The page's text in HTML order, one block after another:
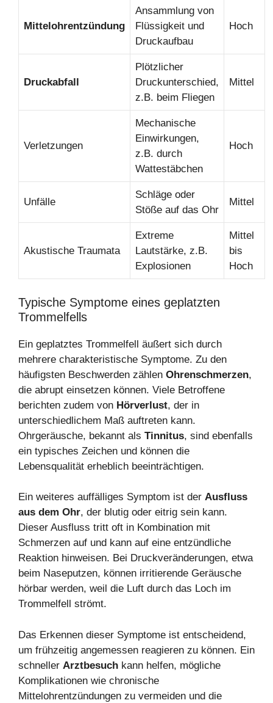
Mittelohrentzündung
Ansammlung von
Flüssigkeit und
Druckaufbau
Hoch
Druckabfall
Plötzlicher
Druckunterschied,
z.B. beim Fliegen
Mittel
Verletzungen
Mechanische
Einwirkungen,
z.B. durch
Wattestäbchen
Hoch
Unfälle
Schläge oder
Stöße auf das Ohr
Mittel
Akustische Traumata
Extreme
Lautstärke, z.B.
Explosionen
Mittel
bis
Hoch
Typische Symptome eines geplatzten
Trommelfells
Ein geplatztes Trommelfell äußert sich durch
mehrere charakteristische Symptome. Zu den
häufigsten Beschwerden zählen Ohrenschmerzen,
die abrupt einsetzen können. Viele Betroffene
berichten zudem von Hörverlust, der in
unterschiedlichem Maß auftreten kann.
Ohrgeräusche, bekannt als Tinnitus, sind ebenfalls
ein typisches Zeichen und können die
Lebensqualität erheblich beeinträchtigen.
Ein weiteres auffälliges Symptom ist der Ausfluss
aus dem Ohr, der blutig oder eitrig sein kann.
Dieser Ausfluss tritt oft in Kombination mit
Schmerzen auf und kann auf eine entzündliche
Reaktion hinweisen. Bei Druckveränderungen, etwa
beim Naseputzen, können irritierende Geräusche
hörbar werden, weil die Luft durch das Loch im
Trommelfell strömt.
Das Erkennen dieser Symptome ist entscheidend,
um frühzeitig angemessen reagieren zu können. Ein
schneller Arztbesuch kann helfen, mögliche
Komplikationen wie chronische
Mittelohrentzündungen zu vermeiden und die